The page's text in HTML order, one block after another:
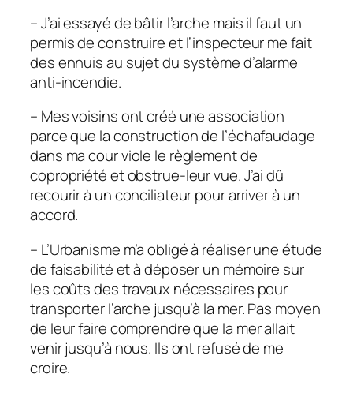
– J’ai essayé de bâtir l’arche mais il faut un
permis de construire et l’inspecteur me fait
des ennuis au sujet du système d’alarme
anti-incendie.
– Mes voisins ont créé une association
parce que la construction de l’échafaudage
dans ma cour viole le règlement de
copropriété et obstrue-leur vue. J’ai dû
recourir à un conciliateur pour arriver à un
accord.
– L’Urbanisme m’a obligé à réaliser une étude
de faisabilité et à déposer un mémoire sur
les coûts des travaux nécessaires pour
transporter l’arche jusqu’à la mer. Pas moyen
de leur faire comprendre que la mer allait
venir jusqu’à nous. Ils ont refusé de me
croire.